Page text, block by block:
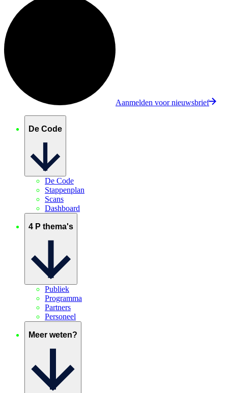
Aanmelden voor nieuwsbrief
De Code
De Code
Stappenplan
Scans
Dashboard
4 P thema's
Publiek
Programma
Partners
Personeel
Meer weten?